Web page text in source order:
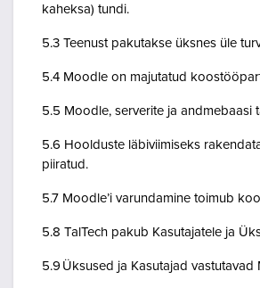
kaheksa) tundi.
5.3 Teenust pakutakse üksnes üle
5.4 Moodle on majutatud
5.5 Moodle, serverite ja
5.6 Hoolduste läbiviimiseks
piiratud.
5.7 Moodle’i varundamine toimub
5.8 TalTech pakub Kasutajatele ja
5.9 Üksused ja Kasutajad